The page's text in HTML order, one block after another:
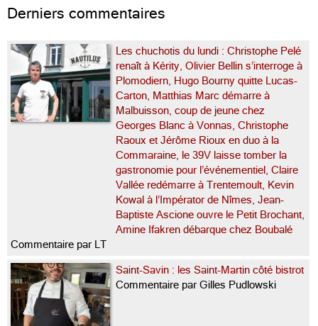
Derniers commentaires
Les chuchotis du lundi : Christophe Pelé
renaît à Kérity, Olivier Bellin s’interroge à
Plomodiern, Hugo Bourny quitte Lucas-
Carton, Matthias Marc démarre à
Malbuisson, coup de jeune chez
Georges Blanc à Vonnas, Christophe
Raoux et Jérôme Rioux en duo à la
Commaraine, le 39V laisse tomber la
gastronomie pour l’événementiel, Claire
Vallée redémarre à Trentemoult, Kevin
Kowal à l’Impérator de Nîmes, Jean-
Baptiste Ascione ouvre le Petit Brochant,
Amine Ifakren débarque chez Boubalé
Commentaire par LT
Saint-Savin : les Saint-Martin côté bistrot
Commentaire par Gilles Pudlowski